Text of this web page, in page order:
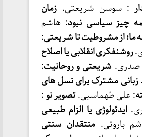
: سوسن شریعتی. زمان
چیز سیاسی نبود: هاشم
ما؛ از مشروطیت تا شریعتی:
روشنفکری انقلابی یا اصلاح
صدری. شریعتی و روحانیت:
زبانی مشترک برای نسل های
: علی طهماسبی.تصویر نو :
ایدئولوژی یا الزام طبیعی
باروتی.منتقدان سنتی